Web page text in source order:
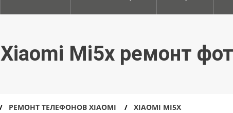
Xiaomi Mi5x ремонт
РЕМОНТ ТЕЛЕФОНОВ XIAOMI XIAOMI MI5X